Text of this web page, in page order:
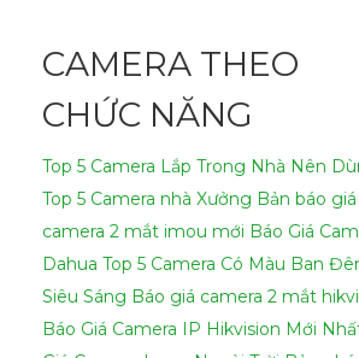
và tối ưu hóa hệ thống camera an
chúng tôi mong muốn được
email dưới đây.
CAMERA THEO
CHỨC NĂNG
Top 5 Camera Lắp Trong Nhà Nên
Top 5 Camera nhà Xưởng Bản báo giá
camera 2 mắt imou mới Báo Giá
Dahua Top 5 Camera Có Màu Ban
Siêu Sáng Báo giá camera 2 mắt
Báo Giá Camera IP Hikvision Mới